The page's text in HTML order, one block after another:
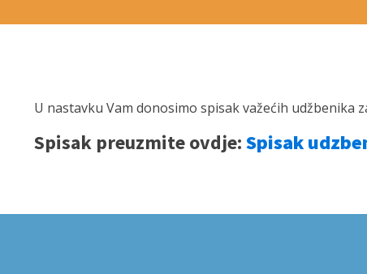
U nastavku Vam donosimo spisak važećih udžbenika
Spisak preuzmite ovdje:Spisak